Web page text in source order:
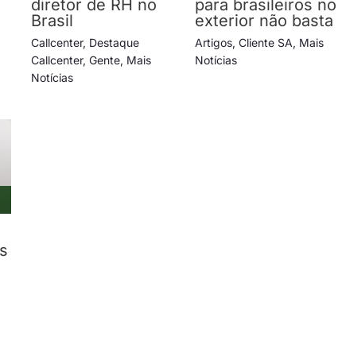
diretor de RH no
Brasil
Callcenter, Destaque
Callcenter, Gente, Mais
Notícias
para brasileiros no
exterior não basta
Artigos,Cliente SA, Mais
Notícias